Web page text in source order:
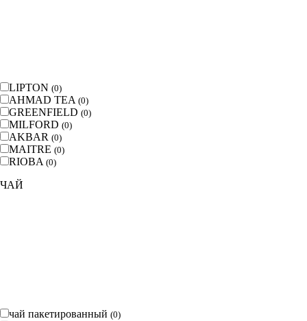
LIPTON (0)
AHMAD TEA (0)
GREENFIELD (0)
MILFORD (0)
AKBAR (0)
MAITRE (0)
RIOBA (0)
ЧАЙ
чай пакетированный (0)